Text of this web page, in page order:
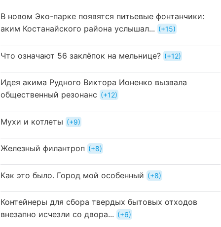
В новом Эко-парке появятся питьевые фонтанчики:
аким Костанайского района услышал...
+15
Что означают 56 заклёпок на мельнице? +12
Идея акима Рудного Виктора Ионенко вызвала
общественный резонанс
+12
Мухи и котлеты +9
Железный филантроп +8
Как это было. Город мой особенный +8
Контейнеры для сбора твердых бытовых отходов
внезапно исчезли со двора...
+6